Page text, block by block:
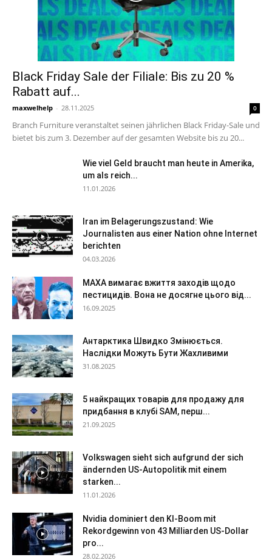
Black Friday Sale der Filiale: Bis zu 20 %
Rabatt auf...
maxwelhelp - 28.11.2025 0
Branch Furniture veranstaltet seinen jährlichen Black Friday-Sale und
bietet bis zum 3. Dezember auf der gesamten Website bis zu 20...
Wie viel Geld braucht man heute in Amerika,
um als reich...
11.01.2026
Iran im Belagerungszustand: Wie
Journalisten aus einer Nation ohne Internet
berichten
04.03.2026
МАХА вимагає вжиття заходів щодо
пестицидів. Вона не досягне цього від...
16.09.2025
Антарктика Швидко Змінюється.
Наслідки Можуть Бути Жахливими
31.08.2025
5 найкращих товарів для продажу для
придбання в клубі SAM, перш...
21.09.2025
Volkswagen sieht sich aufgrund der sich
ändernden US-Autopolitik mit einem
starken...
11.01.2026
Nvidia dominiert den KI-Boom mit
Rekordgewinn von 43 Milliarden US-Dollar
pro...
28.02.2026